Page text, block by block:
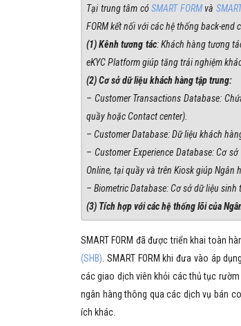
Tại trung tâm cóSMART FORMvà
FORM kết nối với các hệ thống back-end
(1) Kênh tương tác: Khách hàng tương
eKYC Platform giúp tăng trải nghiệm
(2) Cơ sở dữ liệu khách hàng tập trung:
– Customer Transactions Database:
quầy hoặc Contact center).
– Customer Database: Dữ liệu khách
– Customer Experience Database: Cơ
Online, tại quầy và trên Kiosk giúp Ngân
– Biometric Database: Cơ sở dữ liệu
(3) Tích hợp với các hệ thống lõi của
SMART FORM đã được triển khai toàn
(SHB). SMART FORM khi đưa vào áp
các giao dịch viên khỏi các thủ tục
ngân hàng thông qua các dịch vụ bán
ích khác.